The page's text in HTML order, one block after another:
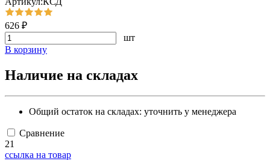
626 ₽
шт
В корзину
Наличие на складах
Общий остаток на складах: уточнить у менеджера
Сравнение
21
ссылка на товар